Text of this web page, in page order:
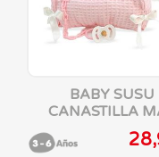
BABY SUSU
CANASTILLA
6104-24 38